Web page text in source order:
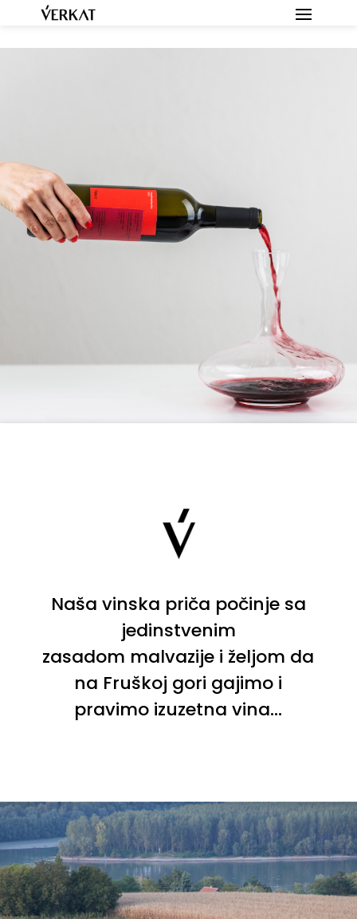
Naša vinska priča počinje sa
jedinstvenim
zasadom malvazije i željom da
na Fruškoj gori gajimo i
pravimo izuzetna vina...